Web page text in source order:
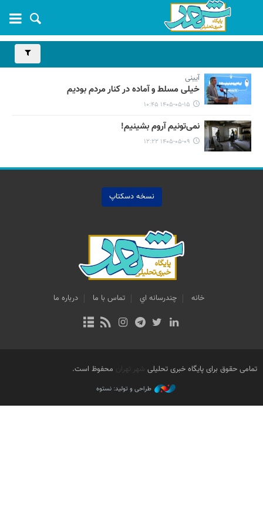
آیینی
خیلی مسلط و آماده در کنار مردم بودیم
۱۴۰۵-۰۵-۱۵ ۱۰:۴۵
نمی‌تونیم آروم بشینیم!
۱۴۰۵-۰۵-۰۹ ۱۲:۲۲
نسخه دسکتاپ
خانه چندرسانه اي تماس با ما درباره ما
تمامی حقوق برای پایگاه خبری تحلیلی شهر تهران محفوظ است.
طراحی و تولید: نستوه